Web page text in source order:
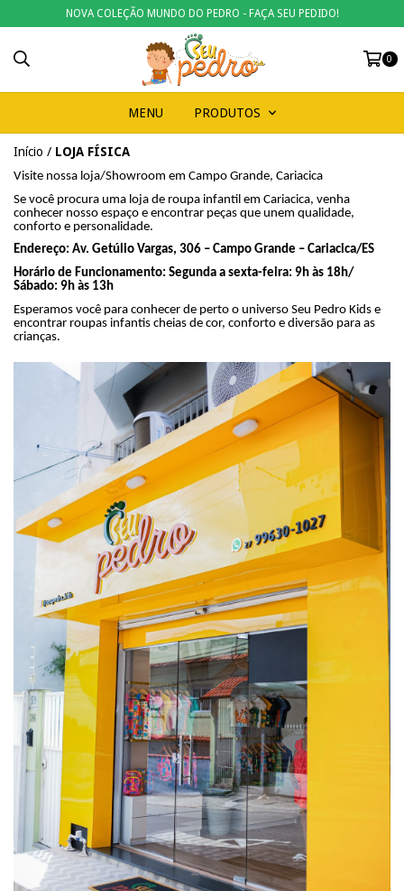
NOVA COLEÇÃO MUNDO DO PEDRO - FAÇA SEU PEDIDO!
0
MENU PRODUTOS
Início / LOJA FÍSICA
Visite nossa loja/Showroom em Campo Grande, Cariacica
Se você procura uma loja de roupa infantil em Cariacica, venha
conhecer nosso espaço e encontrar peças que unem qualidade,
conforto e personalidade.
Endereço: Av. Getúlio Vargas, 306 – Campo Grande – Cariacica/ES
Horário de Funcionamento: Segunda a sexta-feira: 9h às 18h/
Sábado: 9h às 13h
Esperamos você para conhecer de perto o universo Seu Pedro Kids e
encontrar roupas infantis cheias de cor, conforto e diversão para as
crianças.